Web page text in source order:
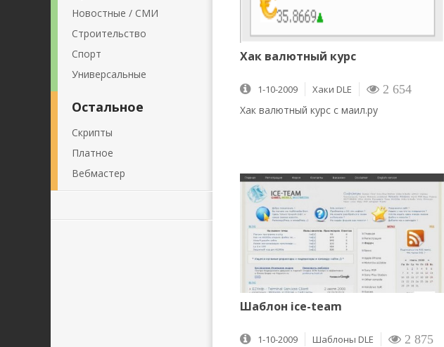
Хак валютный курс
1-10-2009 Хаки DLE 2 654
Хак валютный курс с маил.ру
Шаблон ice-team
1-10-2009 Шаблоны DLE 2 875
Новостные / СМИ
Строительство
Спорт
Универсальные
Остальное
Скрипты
Платное
Вебмастер